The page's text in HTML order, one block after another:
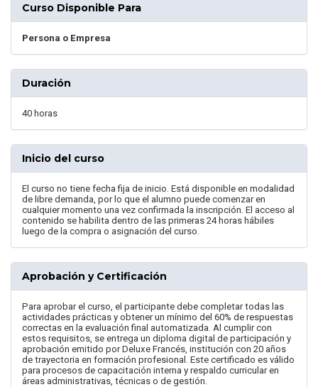
Curso Disponible Para
Persona o Empresa
Duración
40 horas
Inicio del curso
El curso no tiene fecha fija de inicio. Está disponible en modalidad
de libre demanda, por lo que el alumno puede comenzar en
cualquier momento una vez confirmada la inscripción. El acceso al
contenido se habilita dentro de las primeras 24 horas hábiles
luego de la compra o asignación del curso.
Aprobación y Certificación
Para aprobar el curso, el participante debe completar todas las
actividades prácticas y obtener un mínimo del 60% de respuestas
correctas en la evaluación final automatizada. Al cumplir con
estos requisitos, se entrega un diploma digital de participación y
aprobación emitido por Deluxe Francés, institución con 20 años
de trayectoria en formación profesional. Este certificado es válido
para procesos de capacitación interna y respaldo curricular en
áreas administrativas, técnicas o de gestión.